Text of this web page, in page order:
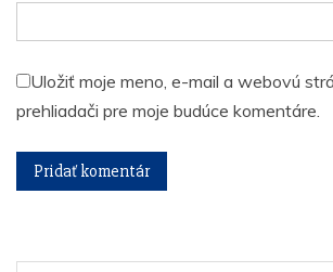
Uložiť moje meno, e-mail a webovú
prehliadači pre moje budúce komentáre.